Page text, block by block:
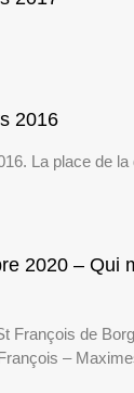
2016
La place de
2020 – Qui
François de
–